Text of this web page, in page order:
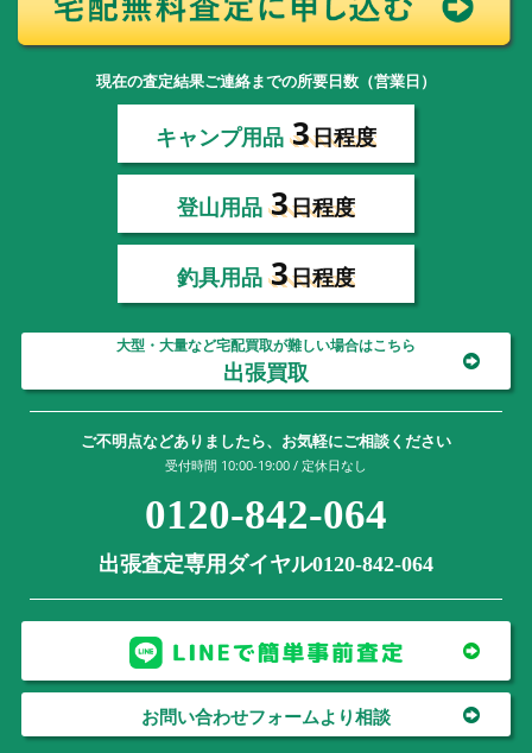
現在の査定結果ご連絡までの所要日数（営業日）
キャンプ用品 3日程度
登山用品 3日程度
釣具用品 3日程度
大型・大量など宅配買取が難しい場合はこちら
出張買取
ご不明点などありましたら、お気軽にご相談ください
受付時間 10:00-19:00 / 定休日なし
0120-842-064
出張査定専用ダイヤル0120-842-064
お問い合わせフォームより相談